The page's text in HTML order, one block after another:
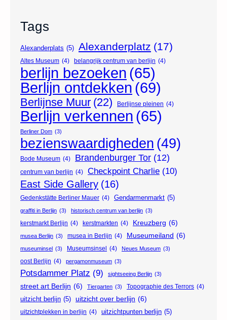
Tags
Alexanderplats (5) Alexanderplatz (17)
Altes Museum (4) belangrijk centrum van berlijn (4)
berlijn bezoeken (65)
Berlijn ontdekken (69)
Berlijnse Muur (22) Berlijnse pleinen (4)
Berlijn verkennen (65)
Berliner Dom (3)
bezienswaardigheden (49)
Bode Museum (4) Brandenburger Tor (12)
centrum van berlijn (4) Checkpoint Charlie (10)
East Side Gallery (16)
Gedenkstätte Berliner Mauer (4) Gendarmenmarkt (5)
graffiti in Berlijn (3) historisch centrum van berlijn (3)
kerstmarkt Berlijn (4) kerstmarkten (4) Kreuzberg (6)
musea Berlijn (3) musea in Berlijn (4) Museumeiland (6)
museuminsel (3) Museumsinsel (4) Neues Museum (3)
oost Berlijn (4) pergamonmuseum (3)
Potsdammer Platz (9) sightseeing Berlijn (3)
street art Berlijn (6) Tiergarten (3) Topographie des Terrors (4)
uitzicht berlijn (5) uitzicht over berlijn (6)
uitzichtplekken in berlijn (4) uitzichtpunten berlijn (5)